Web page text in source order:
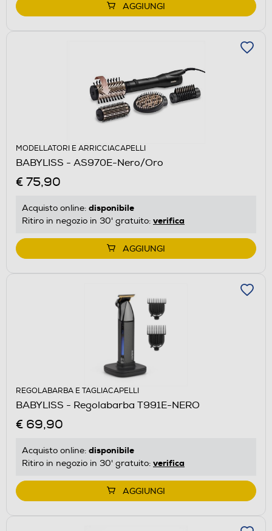
AGGIUNGI
MODELLATORI E ARRICCIACAPELLI
BABYLISS - AS970E-Nero/Oro
€ 75,90
Acquisto online: disponibile
Ritiro in negozio in 30' gratuito: verifica
AGGIUNGI
REGOLABARBA E TAGLIACAPELLI
BABYLISS - Regolabarba T991E-NERO
€ 69,90
Acquisto online: disponibile
Ritiro in negozio in 30' gratuito: verifica
AGGIUNGI